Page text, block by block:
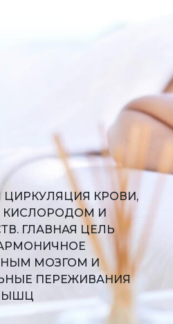
КРОВИ,
КИСЛОРОДОМ И
ГЛАВНАЯ ЦЕЛЬ
МОЗГОМ И
ПЕРЕЖИВАНИЯ